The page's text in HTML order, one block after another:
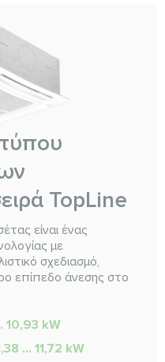
TopLine
είναι ένας
με
σχεδιασμό,
επίπεδο άνεσης στο
10,93 kW
... 11,72 kW